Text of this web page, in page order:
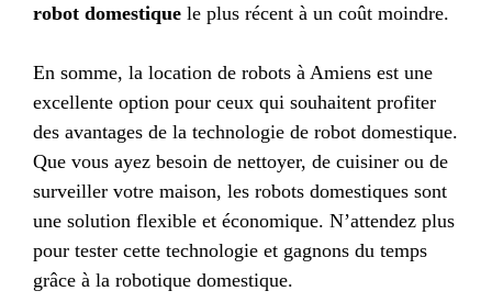
robot domestique le plus récent à un coût moindre.
En somme, la location de robots à Amiens est une
excellente option pour ceux qui souhaitent profiter
des avantages de la technologie de robot domestique.
Que vous ayez besoin de nettoyer, de cuisiner ou de
surveiller votre maison, les robots domestiques sont
une solution flexible et économique. N’attendez plus
pour tester cette technologie et gagnons du temps
grâce à la robotique domestique.